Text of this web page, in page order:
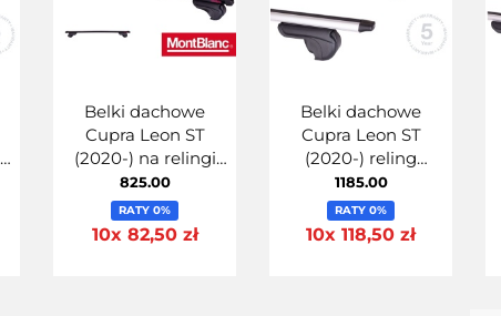
Belki dachowe
Cupra Leon ST
(2020-) na relingi
zintegrowane
Stalowe
Uniwersalne 125cm
MontBlanc 125 Steel
825.00
RATY 0%
10x 82,50 zł
Belki dachowe
Cupra Leon ST
(2020-) reling
zintegrowany
MontBlanc Activa
Aero 125 + kit 06
1185.00
RATY 0%
10x 118,50 zł